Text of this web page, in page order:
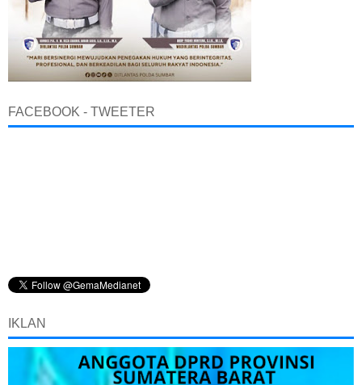
FACEBOOK - TWEETER
IKLAN